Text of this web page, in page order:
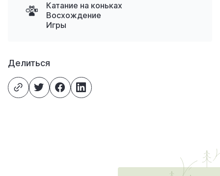
Катание на коньках
Восхождение
Игры
Делиться